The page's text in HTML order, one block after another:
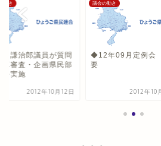
動き
謙治郎議員が質問
算審査・企画県民部
実施
2012年10月12日
議会の動き
◆12年09月定例
要
2012年10